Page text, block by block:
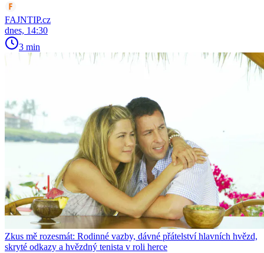
FAJNTIP.cz
dnes, 14:30
3 min
Zkus mě rozesmát: Rodinné vazby, dávné přátelství hlavních hvězd,
skryté odkazy a hvězdný tenista v roli herce